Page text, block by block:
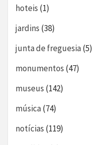
hoteis (1)
jardins (38)
junta de freguesia(5)
monumentos (47)
museus (142)
música(74)
notícias (119)